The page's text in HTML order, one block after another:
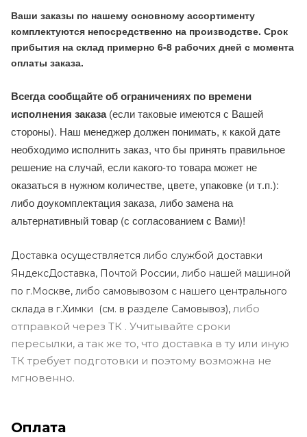
Ваши заказы по нашему основному ассортименту
комплектуются непосредственно на производстве. Срок
прибытия на склад примерно 6-8 рабочих дней с момента
оплаты заказа.
Всегда сообщайте об ограничениях по времени
исполнения заказа(если таковые имеются с Вашей
стороны). Наш менеджер должен понимать, к какой дате
необходимо исполнить заказ, что бы принять правильное
решение на случай, если какого-то товара может не
оказаться в нужном количестве, цвете, упаковке (и т.п.):
либо доукомплектация заказа, либо замена на
альтернативный товар (с согласованием с Вами)!
Доставка осуществляется либо службой доставки
ЯндексДоставка, Почтой России, либо нашей машиной
по г.Москве, либо самовывозом с нашего центрального
склада в г.Химки (см. в разделе Самовывоз), либо
отправкой через ТК . Учитывайте сроки
пересылки, а так же то, что доставка в ту или иную
ТК требует подготовки и поэтому возможна не
мгновенно.
Оплата